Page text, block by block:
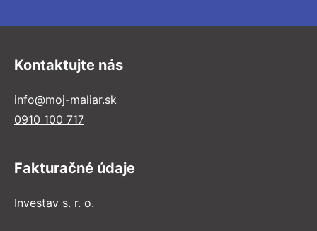
Kontaktujte nás
info@moj-maliar.sk
0910 100 717
Fakturačné údaje
Investav s. r. o.